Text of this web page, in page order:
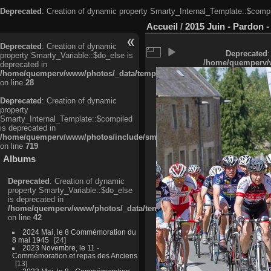
Deprecated: Creation of dynamic property
Deprecated: Creation of dynamic
property Smarty_Variable::$do_else is
deprecated in
/home/quemperv/www/photos/_data/templates_c/
on line 28
Deprecated: Creation of dynamic
property
Smarty_Internal_Template::$compiled
is deprecated in
/home/quemperv/www/photos/include/smarty/libs/sysplugins/
on line 719
Albums
Deprecated: Creation of dynamic
property Smarty_Variable::$do_else
is deprecated in
/home/quemperv/www/photos/_data/templates_c/
on line 42
2024 Mai, le 8 Commémoration du
8 mai 1945
24
2023 Novembre, le 11 -
Commémoration et repas des Anciens
13
Accueil / 2015 Juin - Pardon
Deprecated
/home/